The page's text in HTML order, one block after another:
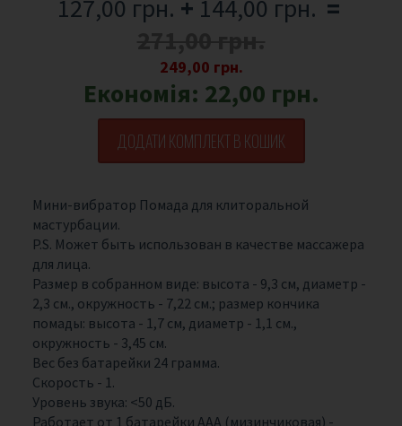
127,00 грн. + 144,00 грн. =
249,00 грн.
Економія: 22,00 грн.
ДОДАТИ КОМПЛЕКТ В КОШИК
Мини-вибратор Помада для клиторальной
мастурбации.
P.S. Может быть использован в качестве массажера
для лица.
Размер в собранном виде: высота - 9,3 см, диаметр -
2,3 см., окружность - 7,22 см.; размер кончика
помады: высота - 1,7 см, диаметр - 1,1 см.,
окружность - 3,45 см.
Вес без батарейки 24 грамма.
Скорость - 1.
Уровень звука: <50 дБ.
Работает от 1 батарейки ААА (мизинчиковая) -